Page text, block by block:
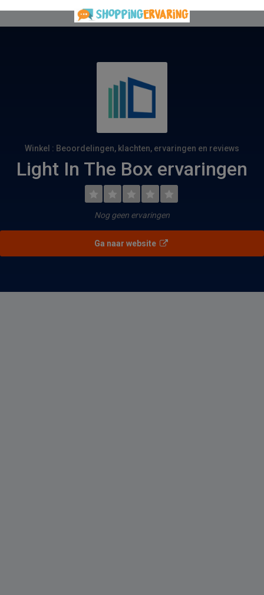
Winkel : Beoordelingen, klachten, ervaringen en reviews
Light In The Box ervaringen
Nog geen ervaringen
Ga naar website